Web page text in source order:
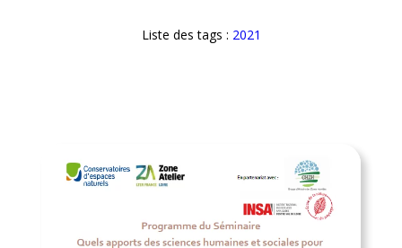
Liste des tags : 2021